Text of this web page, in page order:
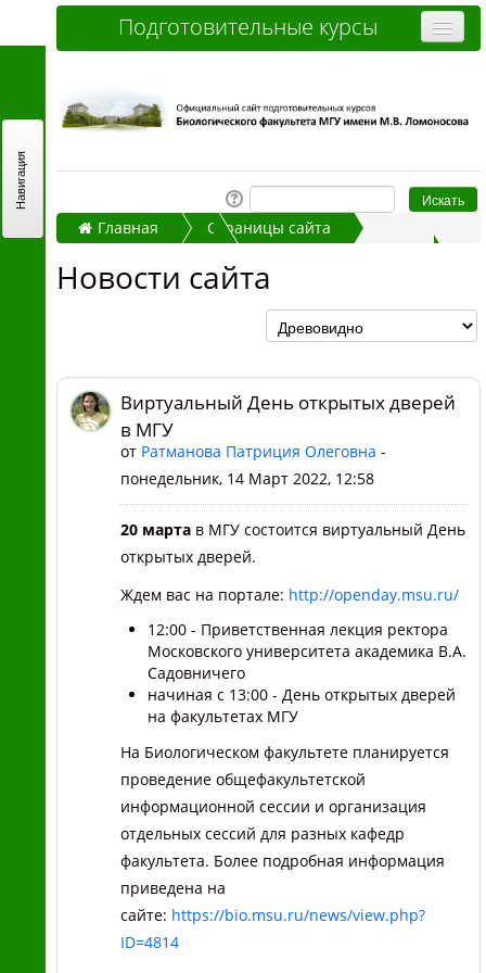
Подготовительные курсы
Дистанционные курсы
Как записаться и оплатить
Контакты
Часто задаваемые вопросы
Вы не вошли в систему (Вход)
Главная
Страницы сайта
Виртуальный День открытых дверей в МГУ
Новости сайта
Виртуальный День открытых дверей
в МГУ
от Ратманова Патриция Олеговна -
понедельник, 14 Март 2022, 12:58
20 марта в МГУ состоится виртуальный День
открытых дверей.
Ждем вас на портале: http://openday.msu.ru/
12:00 - Приветственная лекция ректора
Московского университета академика В.А.
Садовничего
начиная с 13:00 - День открытых дверей
на факультетах МГУ
На Биологическом факультете планируется
проведение общефакультетской
информационной сессии и организация
отдельных сессий для разных кафедр
факультета. Более подробная информация
приведена на
сайте: https://bio.msu.ru/news/view.php?
ID=4814
Навигация